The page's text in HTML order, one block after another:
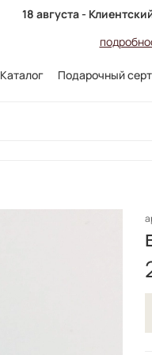
18 августа -
Каталог Подарочный